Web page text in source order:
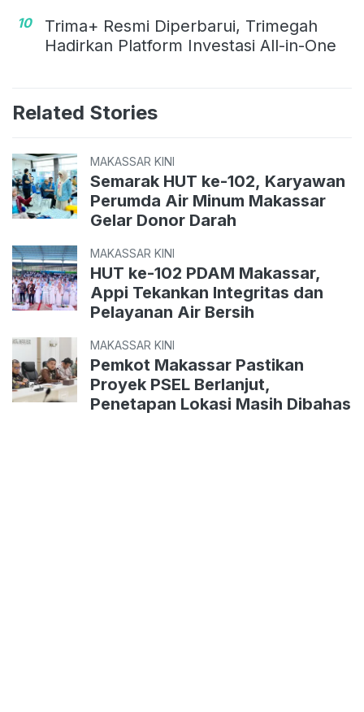
10
Trima+ Resmi Diperbarui, Trimegah
Hadirkan Platform Investasi All-in-One
Related Stories
MAKASSAR KINI
Semarak HUT ke-102, Karyawan
Perumda Air Minum Makassar
Gelar Donor Darah
MAKASSAR KINI
HUT ke-102 PDAM Makassar,
Appi Tekankan Integritas dan
Pelayanan Air Bersih
MAKASSAR KINI
Pemkot Makassar Pastikan
Proyek PSEL Berlanjut,
Penetapan Lokasi Masih Dibahas